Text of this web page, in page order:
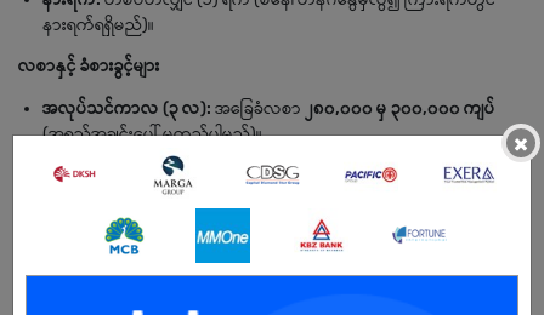
နားရက်ရရှိမည်)။
လစာနှင့် ခံစားခွင့်များ
အလုပ်သင်ကာလ (၃ လ): အခြေခံလစာ ၂၈၀,၀၀၀ မှ ၃၀၀,၀၀၀ ကျပ်
(အရည်အချင်းပေါ် မူတည်ပါမည်)။
အမြဲတမ်းဝန်ထမ်း:အစမ်းခန့်ကာလပြီးပါက လုပ်ငန်းကျွမ်းကျင်မှုအပေါ်
မူတည်၍ လစာတိုးမြှင့်ပေးမည်ဖြစ်ပြီး ဝန်ထမ်းထောက်ပံ့ကြေး သီးသန့်
အချိန်ပိုကြေး (OT):
သတ်မှတ်ချိန်ထက် ကျော်လွန်လုပ်ကိုင်ရပါက OT
ကြေး သီးသန့်ပေးပါမည်။
×